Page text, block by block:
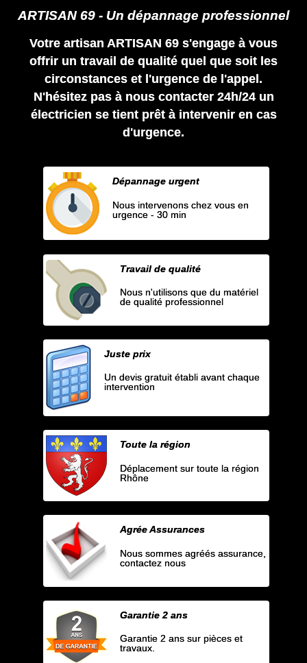
ARTISAN 69 - Un dépannage professionnel
Votre artisan ARTISAN 69 s'engage à vous
offrir un travail de qualité quel que soit les
circonstances et l'urgence de l'appel.
N'hésitez pas à nous contacter 24h/24 un
électricien se tient prêt à intervenir en cas
d'urgence.
Dépannage urgent
Nous intervenons chez vous en
urgence - 30 min
Travail de qualité
Nous n'utilisons que du matériel
de qualité professionnel
Juste prix
Un devis gratuit établi avant chaque
intervention
Toute la région
Déplacement sur toute la région
Rhône
Agrée Assurances
Nous sommes agréés assurance,
contactez nous
Garantie 2 ans
Garantie 2 ans sur pièces et
travaux.